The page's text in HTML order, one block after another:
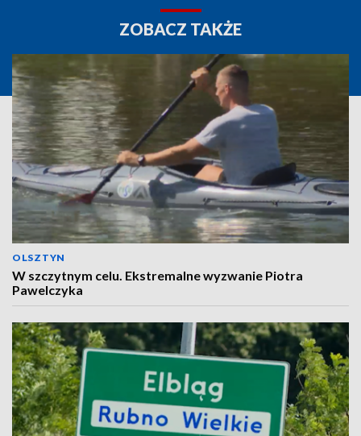
ZOBACZ TAKŻE
OLSZTYN
W szczytnym celu. Ekstremalne wyzwanie Piotra
Pawelczyka